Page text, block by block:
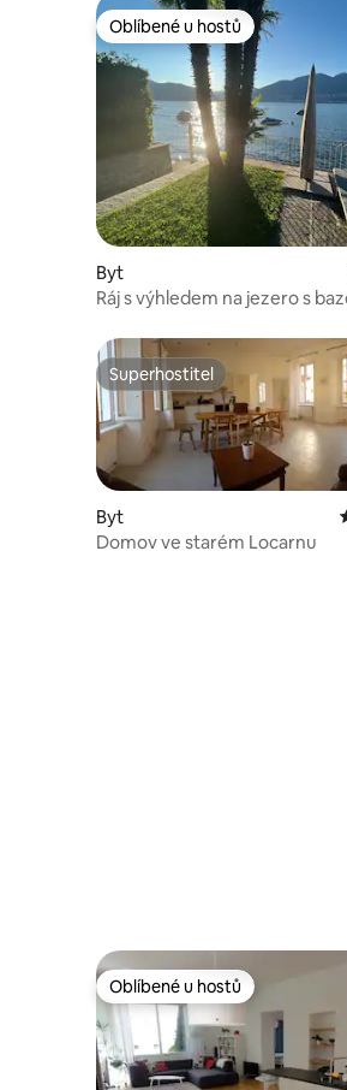
Oblíbené u hostů
Oblíbené u hostů
Byt
Ráj s výhledem na jezero s
Superhostitel
Superhostitel
Byt
Domov ve starém Locarnu
Oblíbené u hostů
Oblíbené u hostů